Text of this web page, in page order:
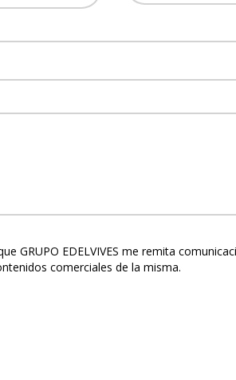
GRUPO EDELVIVES me remita
comerciales de la misma.